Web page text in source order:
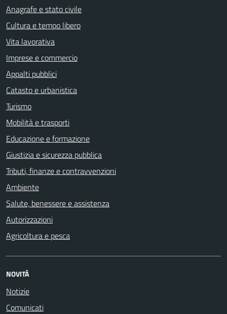
Anagrafe e stato civile
Cultura e tempo libero
Vita lavorativa
Imprese e commercio
Appalti pubblici
Catasto e urbanistica
Turismo
Mobilità e trasporti
Educazione e formazione
Giustizia e sicurezza pubblica
Tributi, finanze e contravvenzioni
Ambiente
Salute, benessere e assistenza
Autorizzazioni
Agricoltura e pesca
NOVITÀ
Notizie
Comunicati